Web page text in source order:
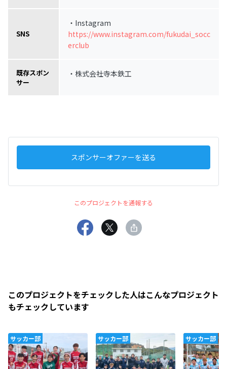
SNS
・Instagram
https://www.instagram.com/fukudai_socc
erclub
既存スポン
サー
・株式会社寺本鉄工
スポンサーオファーを送る
このプロジェクトを通報する
このプロジェクトをチェックした人はこんなプロジェクト
もチェックしています
サッカー部 サッカー部 サッカー部